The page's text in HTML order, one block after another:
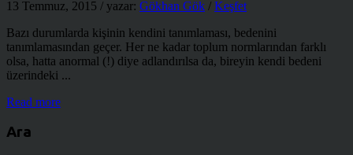
13 Temmuz, 2015 / yazar: Gökhan Gök / Keşfet
Bazı durumlarda kişinin kendini tanımlaması, bedenini
tanımlamasından geçer. Her ne kadar toplum normlarından farklı
olsa, hatta anormal (!) diye adlandırılsa da, bireyin kendi bedeni
üzerindeki ...
Read more
Ara